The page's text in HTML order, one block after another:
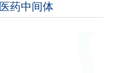
医药中间体